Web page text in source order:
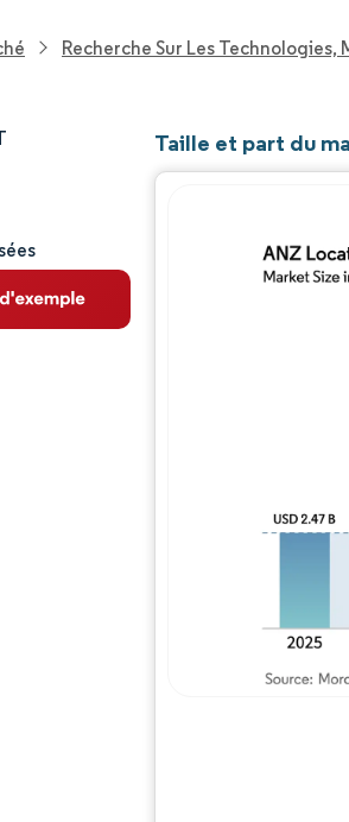
Recherche Sur Les
Taille et part du